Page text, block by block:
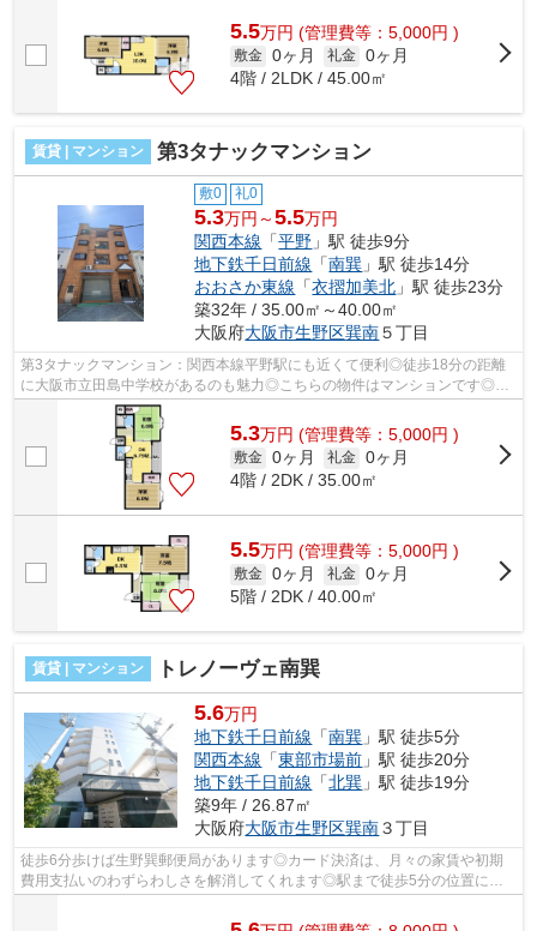
5.5万円 (管理費等：5,000円 )
敷金 0ヶ月 礼金 0ヶ月
4階 / 2LDK / 45.00㎡
賃貸 | マンション 第3タナックマンション
敷0 礼0
5.3万円～5.5万円
関西本線 「平野 」駅 徒歩9分
地下鉄千日前線 「南巽 」駅 徒歩14分
おおさか東線 「衣摺加美北 」駅 徒歩23分
築32年 / 35.00㎡～40.00㎡
大阪府大阪市生野区巽南５丁目
第3タナックマンション：関西本線平野駅にも近くて便利◎徒歩18分の距離
に大阪市立田島中学校があるのも魅力◎こちらの物件はマンションです◎エ
レベーター付き物件です◎大阪市生野区エリ...
5.3万円 (管理費等：5,000円 )
敷金 0ヶ月 礼金 0ヶ月
4階 / 2DK / 35.00㎡
5.5万円 (管理費等：5,000円 )
敷金 0ヶ月 礼金 0ヶ月
5階 / 2DK / 40.00㎡
賃貸 | マンション トレノーヴェ南巽
5.6万円
地下鉄千日前線 「南巽 」駅 徒歩5分
関西本線 「東部市場前 」駅 徒歩20分
地下鉄千日前線 「北巽 」駅 徒歩19分
築9年 / 26.87㎡
大阪府大阪市生野区巽南３丁目
徒歩6分歩けば生野巽郵便局があります◎カード決済は、月々の家賃や初期
費用支払いのわずらわしさを解消してくれます◎駅まで徒歩5分の位置に立